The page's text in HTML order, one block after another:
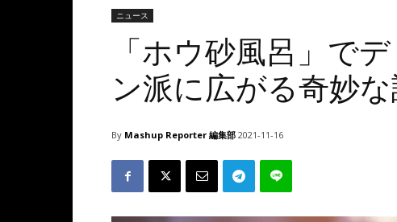
ニュース
「ホウ砂風呂」で
ン派に広がる奇妙
By Mashup Reporter 編集部 2021-11-16